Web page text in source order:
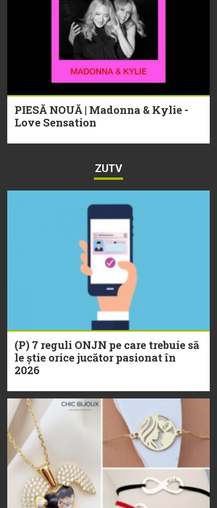
PIESĂ NOUĂ | Madonna & Kylie -
Love Sensation
ZUTV
(P) 7 reguli ONJN pe care trebuie să
le știe orice jucător pasionat în
2026